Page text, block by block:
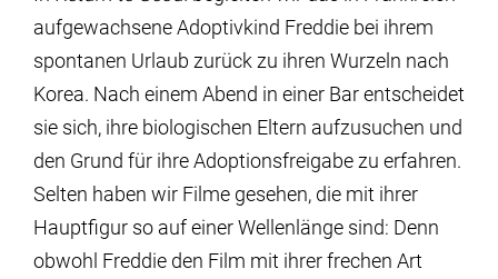
aufgewachsene Adoptivkind Freddie bei ihrem
spontanen Urlaub zurück zu ihren Wurzeln nach
Korea. Nach einem Abend in einer Bar entscheidet
sie sich, ihre biologischen Eltern aufzusuchen und
den Grund für ihre Adoptionsfreigabe zu erfahren.
Selten haben wir Filme gesehen, die mit ihrer
Hauptfigur so auf einer Wellenlänge sind: Denn
obwohl Freddie den Film mit ihrer frechen Art